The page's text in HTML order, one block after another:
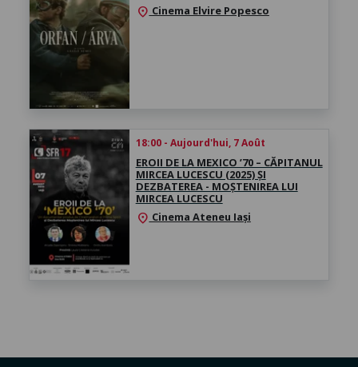
location_on Cinema Elvire Popesco
18:00 - Aujourd'hui, 7 Août
EROII DE LA MEXICO ’70 – CĂPITANUL
MIRCEA LUCESCU (2025) ȘI
DEZBATEREA - MOȘTENIREA LUI
MIRCEA LUCESCU
location_on Cinema Ateneu Iași